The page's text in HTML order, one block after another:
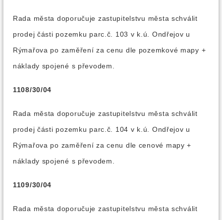
Rada města doporučuje zastupitelstvu města schválit
prodej části pozemku parc.č. 103 v k.ú. Ondřejov u
Rýmařova po zaměření za cenu dle pozemkové mapy +
náklady spojené s převodem.
1108/30/04
Rada města doporučuje zastupitelstvu města schválit
prodej části pozemku parc.č. 104 v k.ú. Ondřejov u
Rýmařova po zaměření za cenu dle cenové mapy +
náklady spojené s převodem.
1109/30/04
Rada města doporučuje zastupitelstvu města schválit